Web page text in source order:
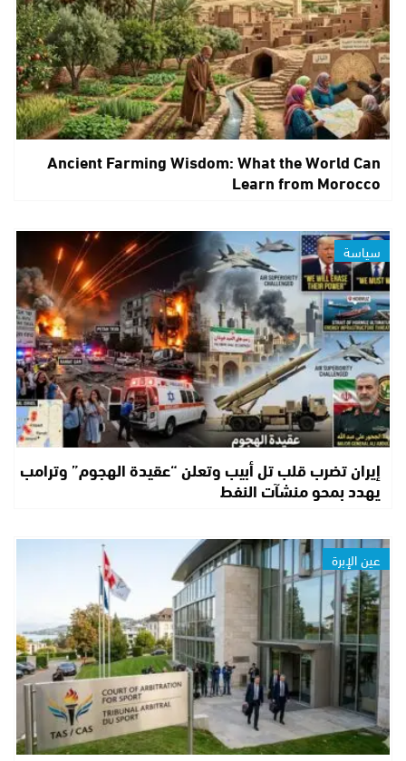
Ancient Farming Wisdom: What the World Can
Learn from Morocco
سياسة
إيران تضرب قلب تل أبيب وتعلن “عقيدة الهجوم” وترامب
يهدد بمحو منشآت النفط
عين الإبرة